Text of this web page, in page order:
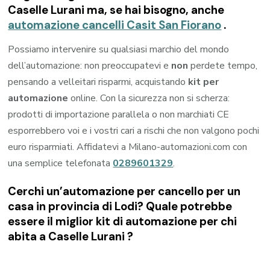
Caselle Lurani ma, se hai bisogno, anche
automazione cancelli Casit San Fiorano .
Possiamo intervenire su qualsiasi marchio del mondo
dell’automazione: non preoccupatevi e non perdete tempo,
pensando a velleitari risparmi, acquistando kit per
automazione online. Con la sicurezza non si scherza:
prodotti di importazione parallela o non marchiati CE
esporrebbero voi e i vostri cari a rischi che non valgono pochi
euro risparmiati. Affidatevi a Milano-automazioni.com con
una semplice telefonata 0289601329.
Cerchi un’automazione per cancello per un
casa in provincia di Lodi? Quale potrebbe
essere il miglior kit di automazione per chi
abita a Caselle Lurani ?